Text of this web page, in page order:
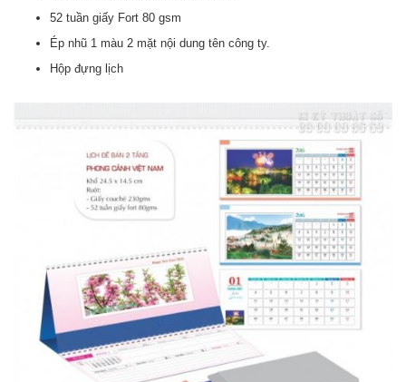
52 tuần giấy Fort 80 gsm
Ép nhũ 1 màu 2 mặt nội dung tên công ty.
Hộp đựng lịch